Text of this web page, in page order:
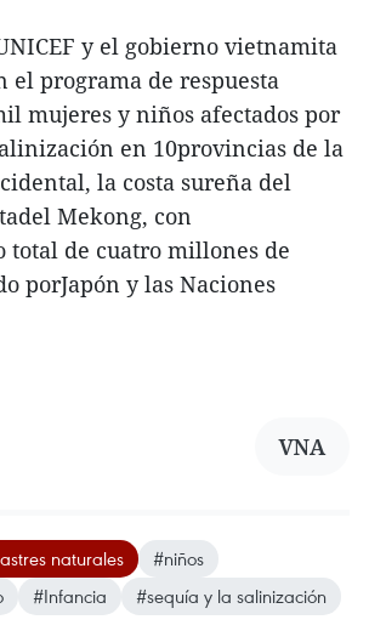
y el gobierno vietnamita
programa de respuesta
mujeres y niños afectados por
en 10provincias de la
la costa sureña del
Mekong, con
de cuatro millones de
porJapón y las Naciones
VNA
naturales
#niños
#Infancia #sequía y la salinización